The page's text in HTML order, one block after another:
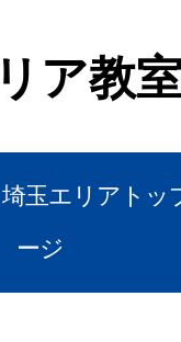
ア教
玉エリアトッ
ージ